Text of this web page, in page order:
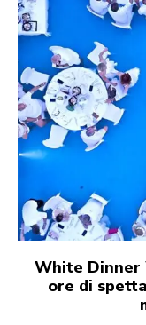
White Dinner
ore di